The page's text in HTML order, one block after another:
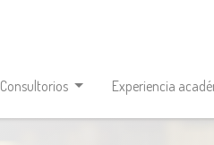
Consultorios Experiencia